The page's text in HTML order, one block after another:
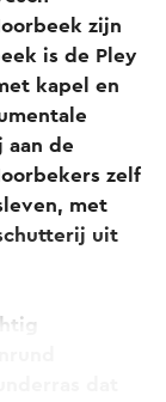
zijn
is de Pley
kapel en
de
zelf
met
uit
dat